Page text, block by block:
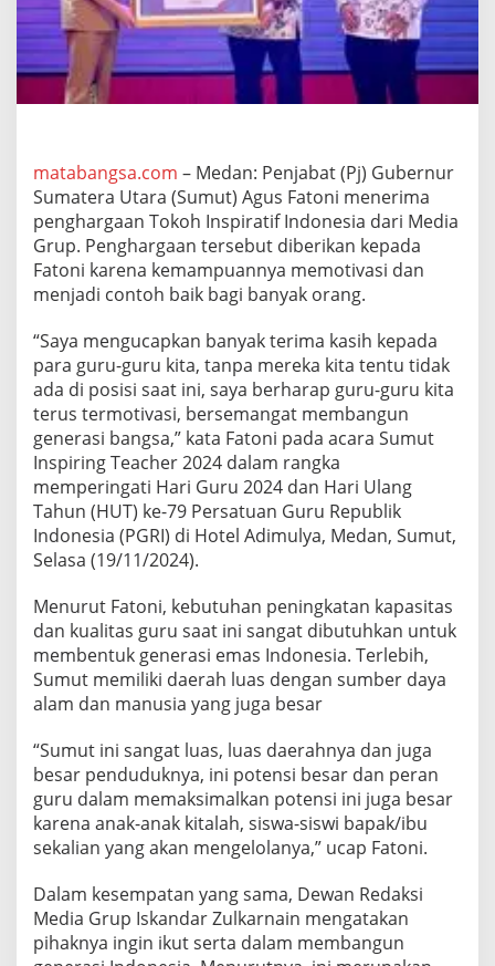
F
a
t
o
i
r
i
m
a
P
e
n
h
a
g
a
a
n
'
T
o
k
o
n
s
p
i
r
a
I
n
d
o
e
s
i
a
matabangsa.com – Medan: Penjabat (Pj) Gubernur
Sumatera Utara (Sumut) Agus Fatoni menerima
penghargaan Tokoh Inspiratif Indonesia dari Media
Grup. Penghargaan tersebut diberikan kepada
Fatoni karena kemampuannya memotivasi dan
menjadi contoh baik bagi banyak orang.
“Saya mengucapkan banyak terima kasih kepada
para guru-guru kita, tanpa mereka kita tentu tidak
ada di posisi saat ini, saya berharap guru-guru kita
terus termotivasi, bersemangat membangun
generasi bangsa,” kata Fatoni pada acara Sumut
Inspiring Teacher 2024 dalam rangka
memperingati Hari Guru 2024 dan Hari Ulang
Tahun (HUT) ke-79 Persatuan Guru Republik
Indonesia (PGRI) di Hotel Adimulya, Medan, Sumut,
Selasa (19/11/2024).
Menurut Fatoni, kebutuhan peningkatan kapasitas
dan kualitas guru saat ini sangat dibutuhkan untuk
membentuk generasi emas Indonesia. Terlebih,
Sumut memiliki daerah luas dengan sumber daya
alam dan manusia yang juga besar
“Sumut ini sangat luas, luas daerahnya dan juga
besar penduduknya, ini potensi besar dan peran
guru dalam memaksimalkan potensi ini juga besar
karena anak-anak kitalah, siswa-siswi bapak/ibu
sekalian yang akan mengelolanya,” ucap Fatoni.
Dalam kesempatan yang sama, Dewan Redaksi
Media Grup Iskandar Zulkarnain mengatakan
pihaknya ingin ikut serta dalam membangun